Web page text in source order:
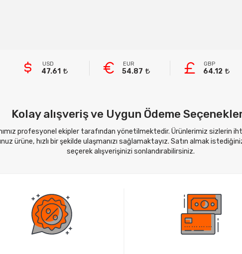
USD
47.61
EUR
54.87
GBP
64.12
Kolay alışveriş ve Uygun Ödeme
profesyonel ekipler tarafından yönetilmektedir. Ürünlerimiz sizlerin
ürüne, hızlı bir şekilde ulaşmanızı sağlamaktayız. Satın almak
seçerek alışverişinizi sonlandırabilirsiniz.